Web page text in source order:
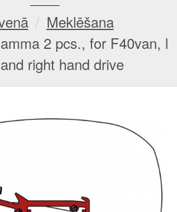
Meklēšana
2 pcs., for F40van, l
right hand drive